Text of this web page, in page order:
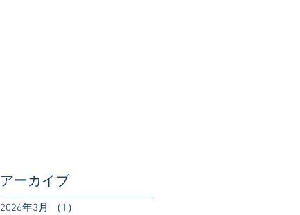
アーカイブ
2026年3月 （1）